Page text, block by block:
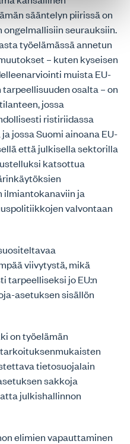
sääntelyn piirissä on
seurauksiin.
työelämässä annetun
– kuten kyseisen
muista EU-
osalta – on
jossa
ristiriidassa
jossa Suomi ainoana EU-
että julkisella sektorilla
katsottua
ja
valvontaan
viivytystä, mikä
tarpeelliseksi jo EU:n
asetuksen sisällön
on työelämän
tietosuojalain
sakkoja
julkishallinnon
elimien vapauttaminen